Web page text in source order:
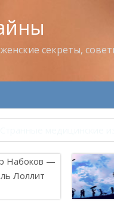
секреты,
Набоков —
Лоллит